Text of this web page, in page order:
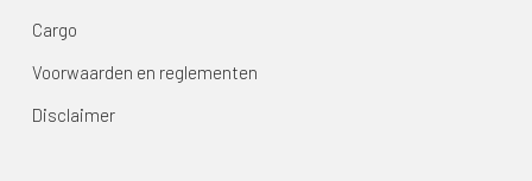
Cargo
Voorwaarden en reglementen
Disclaimer